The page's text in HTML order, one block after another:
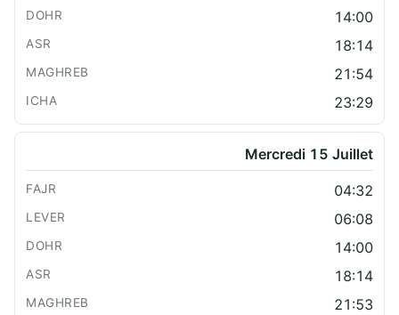
14:00
18:14
21:54
23:29
Mercredi 15 Juillet
04:32
06:08
14:00
18:14
21:53